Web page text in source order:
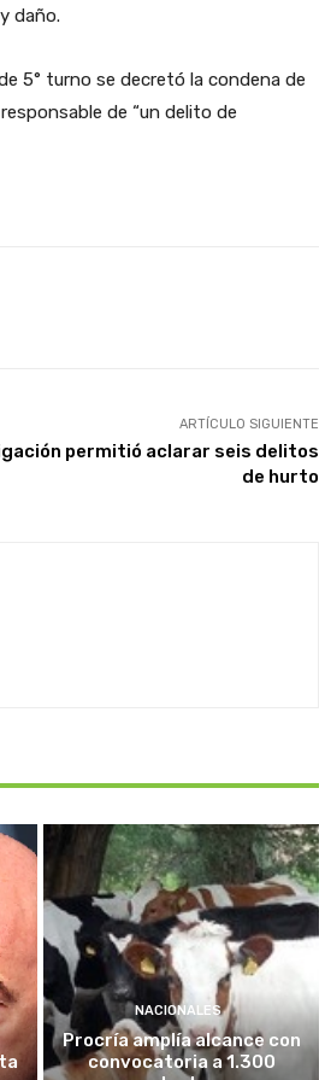
daño.
5° turno se decretó la condena de
de “un delito de
ARTÍCULO SIGUIENTE
permitió aclarar seis delitos
de hurto
NACIONALES
Procría amplía alcance con
convocatoria a 1.300